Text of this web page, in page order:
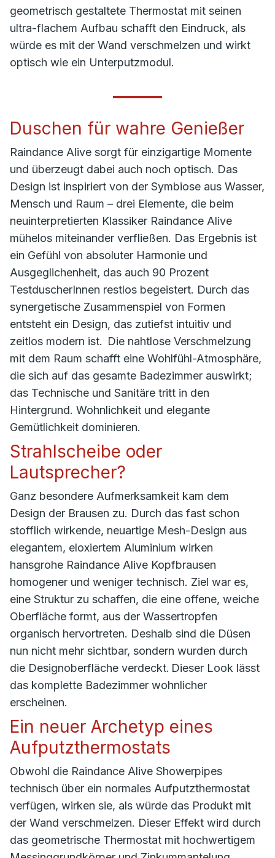
geometrisch gestaltete Thermostat mit seinen
ultra-flachem Aufbau schafft den Eindruck, als
würde es mit der Wand verschmelzen und wirkt
optisch wie ein Unterputzmodul.
Duschen für wahre Genießer
Raindance Alive sorgt für einzigartige Momente
und überzeugt dabei auch noch optisch. Das
Design ist inspiriert von der Symbiose aus Wasser,
Mensch und Raum – drei Elemente, die beim
neuinterpretierten Klassiker Raindance Alive
mühelos miteinander verfließen. Das Ergebnis ist
ein Gefühl von absoluter Harmonie und
Ausgeglichenheit, das auch 90 Prozent
TestduscherInnen restlos begeistert. Durch das
synergetische Zusammenspiel von Formen
entsteht ein Design, das zutiefst intuitiv und
zeitlos modern ist. Die nahtlose Verschmelzung
mit dem Raum schafft eine Wohlfühl-Atmosphäre,
die sich auf das gesamte Badezimmer auswirkt;
das Technische und Sanitäre tritt in den
Hintergrund. Wohnlichkeit und elegante
Gemütlichkeit dominieren.
Strahlscheibe oder
Lautsprecher?
Ganz besondere Aufmerksamkeit kam dem
Design der Brausen zu. Durch das fast schon
stofflich wirkende, neuartige Mesh-Design aus
elegantem, eloxiertem Aluminium wirken
hansgrohe Raindance Alive Kopfbrausen
homogener und weniger technisch. Ziel war es,
eine Struktur zu schaffen, die eine offene, weiche
Oberfläche formt, aus der Wassertropfen
organisch hervortreten. Deshalb sind die Düsen
nun nicht mehr sichtbar, sondern wurden durch
die Designoberfläche verdeckt. Dieser Look lässt
das komplette Badezimmer wohnlicher
erscheinen.
Ein neuer Archetyp eines
Aufputzthermostats
Obwohl die Raindance Alive Showerpipes
technisch über ein normales Aufputzthermostat
verfügen, wirken sie, als würde das Produkt mit
der Wand verschmelzen. Dieser Effekt wird durch
das geometrische Thermostat mit hochwertigem